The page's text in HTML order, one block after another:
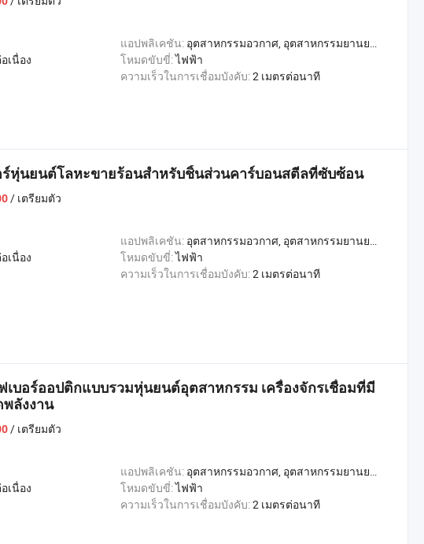
แอปพลิเคชัน: อุตสาหกรรมอวกาศ, อุตสาหกรรมยานยนต์, อุตสาหกรรมก่อสร้าง, อุตสาหกรรมการผลิตโลหะ, อุตสาหกรรมการผลิตเรือ
เนื่อง โหมดขับขี่:ไฟฟ้า
ความเร็วในการเชื่อมบังคับ:2 เมตรต่อนาที
ร์หุ่นยนต์โลหะขายร้อนสำหรับชิ้นส่วนคาร์บอนสตีลที่ซับซ้อน
/ เตรียมตัว
แอปพลิเคชัน: อุตสาหกรรมอวกาศ, อุตสาหกรรมยานยนต์, อุตสาหกรรมก่อสร้าง, อุตสาหกรรมการผลิตโลหะ, อุตสาหกรรมการผลิตเรือ
เนื่อง โหมดขับขี่:ไฟฟ้า
ความเร็วในการเชื่อมบังคับ:2 เมตรต่อนาที
เบอร์ออปติกแบบรวมหุ่นยนต์อุตสาหกรรม เครื่องจักรเชื่อมที่มี
ลังงาน
/ เตรียมตัว
แอปพลิเคชัน: อุตสาหกรรมอวกาศ, อุตสาหกรรมยานยนต์, อุตสาหกรรมก่อสร้าง, อุตสาหกรรมการผลิตโลหะ, อุตสาหกรรมการผลิตเรือ, Welding
เนื่อง โหมดขับขี่:ไฟฟ้า
ความเร็วในการเชื่อมบังคับ:2 เมตรต่อนาที